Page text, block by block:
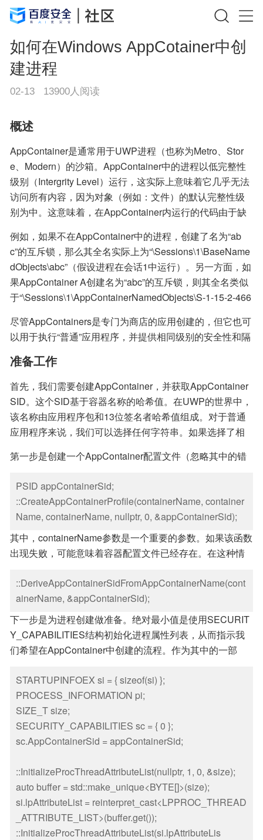
如何在Windows AppCotainer中创
建进程
02-13 13900人阅读
概述
AppContainer是通常用于UWP进程（也称为Metro、Stor
e、Modern）的沙箱。AppContainer中的进程以低完整性
级别（Intergrity Level）运行，这实际上意味着它几乎无法
访问所有内容，因为对象（例如：文件）的默认完整性级
别为中。这意味着，在AppContainer内运行的代码由于缺
从对象管理器的角度来看，AppContainer创建的命名对象
基于称为AppContainer SID的标识符，存储在其自身的对
象管理器目录下。这意味着，一个AppContainer不能干扰
另一个对象。
例如，如果不在AppContainer中的进程，创建了名为“ab
c”的互斥锁，那么其全名实际上为“\Sessions\1\BaseName
dObjects\abc”（假设进程在会话1中运行）。另一方面，如
果AppContainer A创建名为“abc”的互斥锁，则其全名类似
于“\Sessions\1\AppContainerNamedObjects\S-1-15-2-466
657-1087833535-2488631167\abc”，也意味着它可能会干
扰另一个AppContainer，或者是在AppContainer外部运行
的任何进程。
尽管AppContainers是专门为商店的应用创建的，但它也可
以用于执行“普通”应用程序，并提供相同级别的安全性和隔
离性。接下来，让我们看看如何来实现这一点。
准备工作
首先，我们需要创建AppContainer，并获取AppContainer
SID。这个SID基于容器名称的哈希值。在UWP的世界中，
该名称由应用程序包和13位签名者哈希值组成。对于普通
应用程序来说，我们可以选择任何字符串。如果选择了相
际上可以使用它将几个进程“捆绑”到同一个AppContainer
第一步是创建一个AppContainer配置文件（忽略其中的错
PSID appContainerSid;
::CreateAppContainerProfile(containerName, container
Name, containerName, nullptr, 0, &appContainerSid);
其中，containerName参数是一个重要的参数。如果该函数
出现失败，可能意味着容器配置文件已经存在。在这种情
::DeriveAppContainerSidFromAppContainerName(cont
ainerName, &appContainerSid);
下一步是为进程创建做准备。绝对最小值是使用SECURIT
Y_CAPABILITIES结构初始化进程属性列表，从而指示我
们希望在AppContainer中创建的流程。作为其中的一部
如网络访问、对文档库的访问以及Windows Runtime定义
的任何其他功能：
STARTUPINFOEX si = { sizeof(si) };
PROCESS_INFORMATION pi;
SIZE_T size;
SECURITY_CAPABILITIES sc = { 0 };
sc.AppContainerSid = appContainerSid;
::InitializeProcThreadAttributeList(nullptr, 1, 0, &size);
auto buffer = std::make_unique<BYTE[]>(size);
si.lpAttributeList = reinterpret_cast<LPPROC_THREAD
_ATTRIBUTE_LIST>(buffer.get());
::InitializeProcThreadAttributeList(si.lpAttributeLis